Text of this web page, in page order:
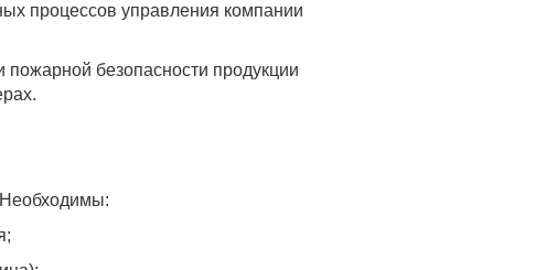
процессов управления компании
безопасности продукции
Необходимы: